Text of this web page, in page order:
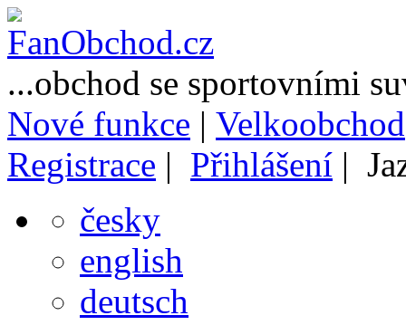
...obchod se sportovními
Nové funkce | Velkoobchod
Registrace | Přihlášení |
česky
english
deutsch